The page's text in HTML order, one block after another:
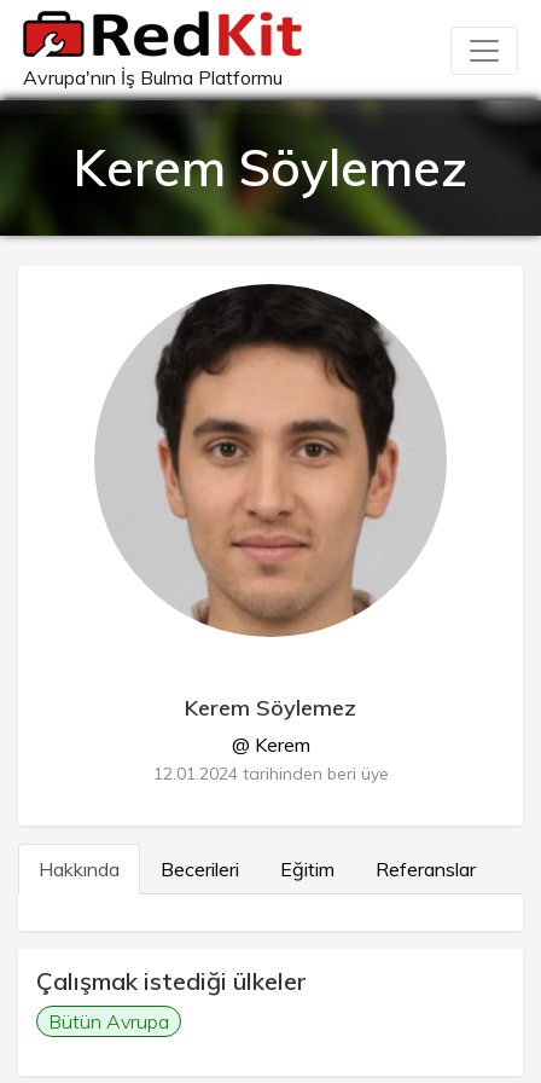
Avrupa'nın İş Bulma Platformu
Kerem Söylemez
Kerem Söylemez
@ Kerem
12.01.2024 tarihinden beri üye
Hakkında Becerileri Eğitim Referanslar
Çalışmak istediği ülkeler
Bütün Avrupa